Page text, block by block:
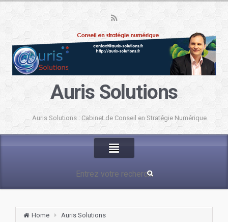
Auris Solutions
Auris Solutions : Cabinet de Conseil en Stratégie Numérique
Home Auris Solutions